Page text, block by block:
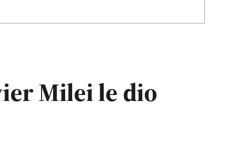
Milei le dio